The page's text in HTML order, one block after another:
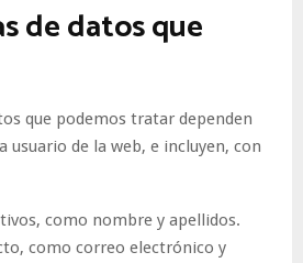
de datos que
que podemos tratar dependen
usuario de la web, e incluyen, con
como nombre y apellidos.
como correo electrónico y